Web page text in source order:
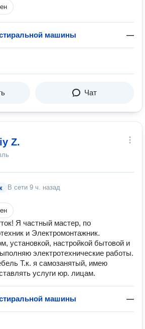
машины —
Чат
Z.
В сети 9 ч. назад
Я частный мастер, по
и Электромонтажник.
установкой, настройкой бытовой и
электротехнические работы.
Т.к. я самозанятый, имею
услуги юр. лицам.
машины —